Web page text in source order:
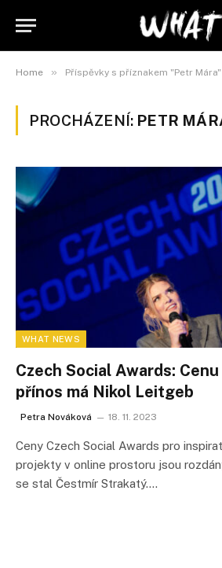
Home » Příspěvky s příznakem "Petr Mára"
PROCHÁZENÍ: PETR
WHAT NEWS
Czech Social Awards:
přínos má Nikol Leitgeb
Petra Nováková 18. 11. 2023
Ceny Czech Social Awards pro
projekty v online prostoru jsou
se stal Čestmír Strakatý.…